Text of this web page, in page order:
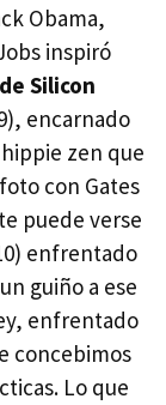
Obama,
inspiró
Silicon
encarnado
zen que
con Gates
puede verse
enfrentado
guiño a ese
enfrentado
concebimos
Lo que